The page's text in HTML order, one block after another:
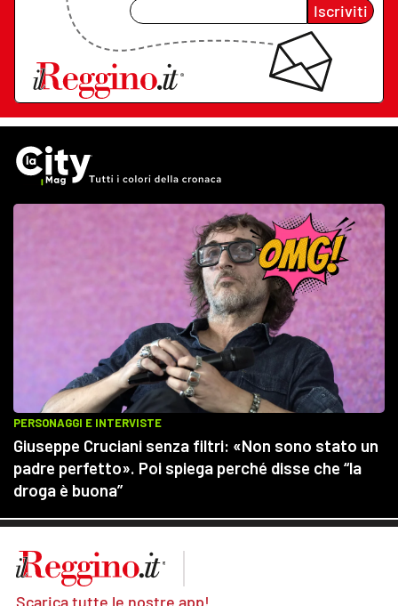
Iscriviti
Scarica tutte le nostre app!